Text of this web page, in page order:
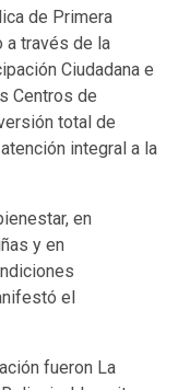
de Primera
a través de la
Ciudadana e
Centros de
total de
integral a la
en
y en
el
fueron La